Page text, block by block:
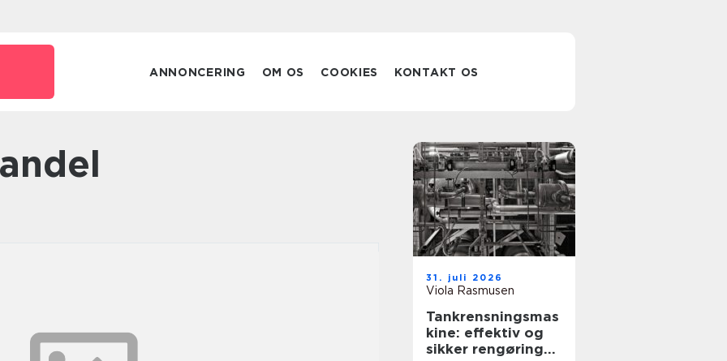
ANNONCERING OM OS COOKIES KONTAKT OS
31. juli 2026
Viola Rasmusen
Tankrensningsmas
kine: effektiv og
sikker rengøring